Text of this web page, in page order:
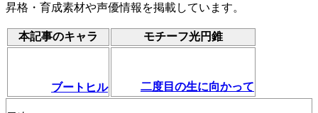
昇格・育成素材や声優情報を掲載しています。
本記事のキャラ モチーフ光円錐
ブートヒル 二度目の生に向かって